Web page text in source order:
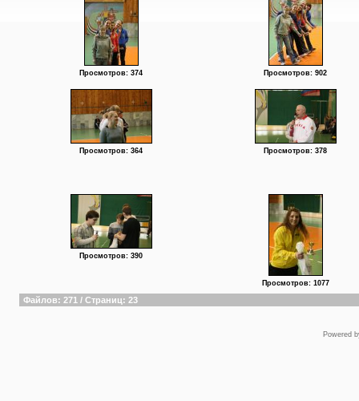
Просмотров: 374 Просмотров: 902
Просмотров: 364 Просмотров: 378
Просмотров: 390
Просмотров: 1077
Файлов: 271 / Страниц: 23
Powered